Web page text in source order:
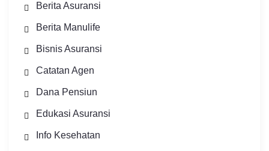
Berita Asuransi
Berita Manulife
Bisnis Asuransi
Catatan Agen
Dana Pensiun
Edukasi Asuransi
Info Kesehatan